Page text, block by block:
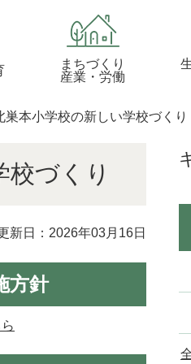
まちづくり
産業・労働
巣本小学校の新しい学校づくり
校づくり
新日：2026年03月16日
方針